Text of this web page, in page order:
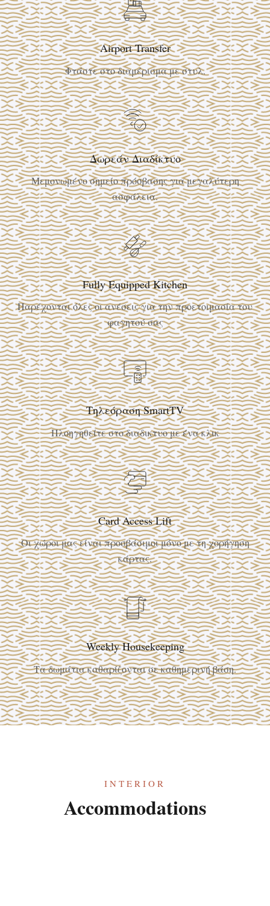
Airport Transfer
Φτάστε στο διαμέρισμα με στυλ.
Δωρεάν Διαδίκτυο
Μεμονωμένο σημείο πρόσβασης για μεγαλύτερη
ασφάλεια.
Fully Equipped Kitchen
Παρέχονται όλες οι ανέσεις για την προετοιμασία του
φαγητού σας
Τηλεόραση SmartTV
Πλοηγηθείτε στο διαδικτυο με ένα κλικ
Card Access Lift
Οι χώροι μας είναι προσβάσιμοι μόνο με τη χορήγηση
κάρτας.
Weekly Housekeeping
Τα δωμάτια καθαρίζονται σε καθημερινή βάση.
INTERIOR
Accommodations